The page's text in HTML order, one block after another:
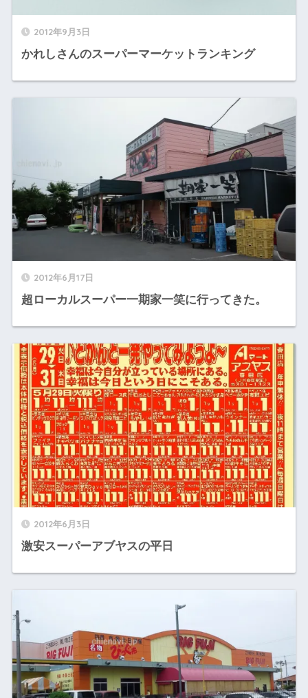
2012年9月3日
かれしさんのスーパーマーケットランキング
2012年6月17日
超ローカルスーパー一期家一笑に行ってきた。
2012年6月3日
激安スーパーアブヤスの平日